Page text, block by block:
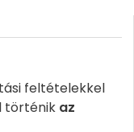
feltételekkel
történik az